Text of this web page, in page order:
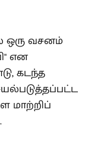
ஒரு வசனம்
என
கடந்த
மாற்றிப்